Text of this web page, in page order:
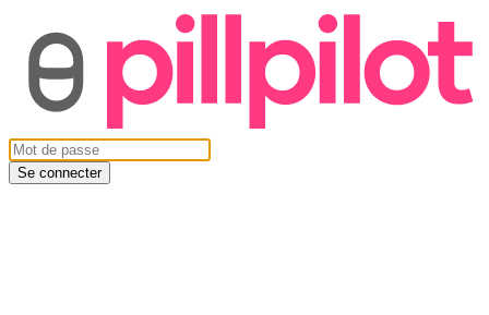
Se connecter